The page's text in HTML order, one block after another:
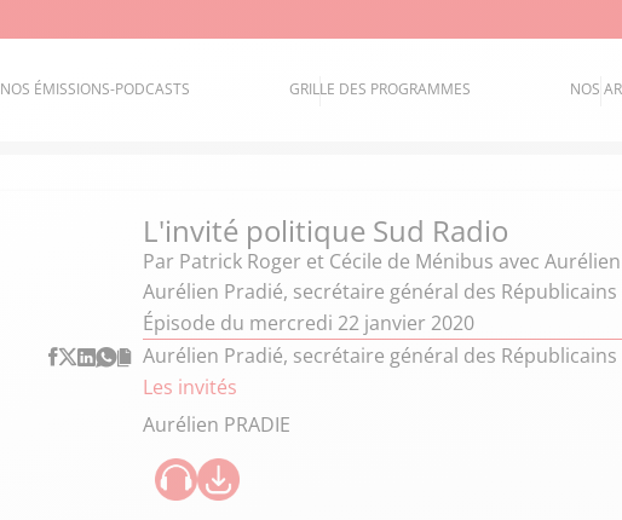
NOS ÉMISSIONS-PODCASTS GRILLE DES PROGRAMMES NOS
L'invité politique Sud Radio
Par Patrick Roger et Cécile de Ménibus avec Aurélien
Aurélien Pradié, secrétaire général des
Épisode du mercredi 22 janvier 2020
Aurélien Pradié, secrétaire général des
Les invités
Aurélien PRADIE